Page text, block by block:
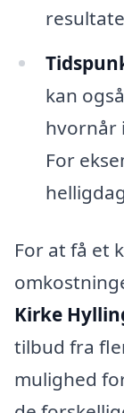
kan
hvornår
For
For at få et
Kirke
tilbud fra
mulighed